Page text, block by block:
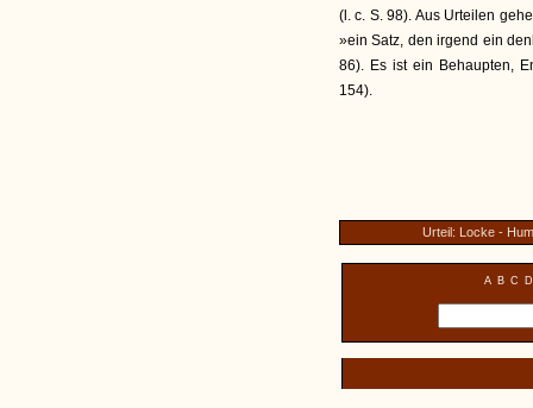
(l. c. S. 98). Aus Urteilen
»ein Satz, den irgend ein
86). Es ist ein Behaupten,
154).
Urteil: Locke -
A B C D